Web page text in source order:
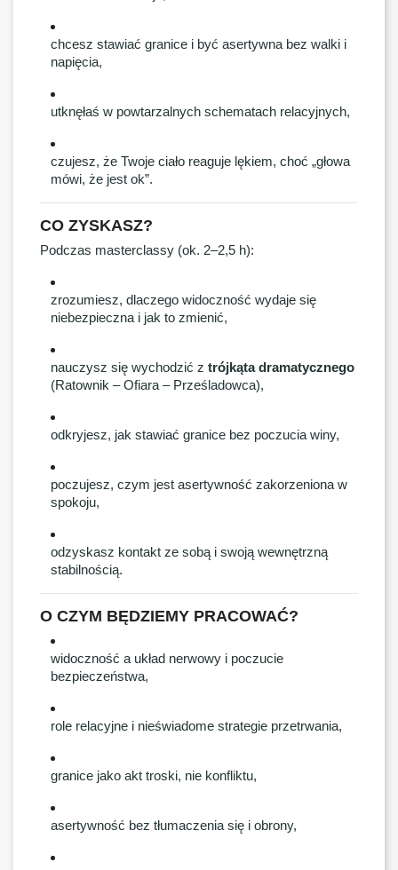
chcesz stawiać granice i być asertywna bez walki i
napięcia,
utknęłaś w powtarzalnych schematach relacyjnych,
czujesz, że Twoje ciało reaguje lękiem, choć „głowa
mówi, że jest ok”.
CO ZYSKASZ?
Podczas masterclassy (ok. 2–2,5 h):
zrozumiesz, dlaczego widoczność wydaje się
niebezpieczna i jak to zmienić,
nauczysz się wychodzić z trójkąta dramatycznego
(Ratownik – Ofiara – Prześladowca),
odkryjesz, jak stawiać granice bez poczucia winy,
poczujesz, czym jest asertywność zakorzeniona w
spokoju,
odzyskasz kontakt ze sobą i swoją wewnętrzną
stabilnością.
O CZYM BĘDZIEMY PRACOWAĆ?
widoczność a układ nerwowy i poczucie
bezpieczeństwa,
role relacyjne i nieświadome strategie przetrwania,
granice jako akt troski, nie konfliktu,
asertywność bez tłumaczenia się i obrony,